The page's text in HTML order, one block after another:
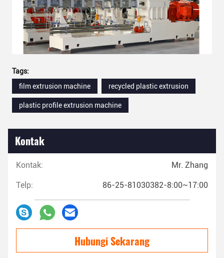
Tags:
film extrusion machine
recycled plastic extrusion
plastic profile extrusion machine
Kontak
Kontak: Mr. Zhang
Telp: 86-25-81030382-8:00~17:00
Hubungi Sekarang